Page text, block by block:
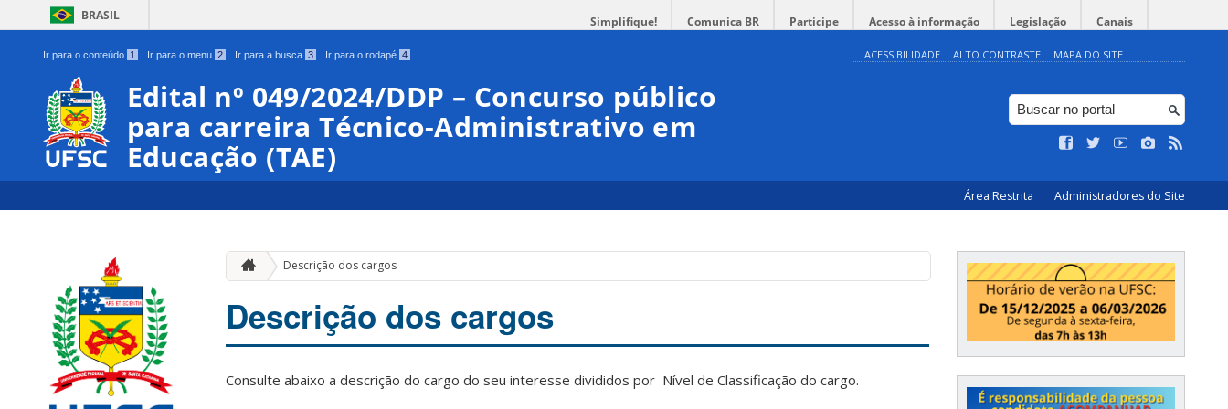
BRASIL Simplifique! Comunica BR Participe Acesso à informação Legislação Canais
Ir para o conteúdo 1 Ir para o menu 2 Ir para a busca 3 Ir para o rodapé 4 ACESSIBILIDADE ALTO CONTRASTE MAPA DO SITE
Edital nº 049/2024/DDP – Concurso público
para carreira Técnico-Administrativo em
Educação (TAE)
Área Restrita Administradores do Site
Descrição dos cargos
Descrição dos cargos
Consulte abaixo a descrição do cargo do seu interesse divididos por Nível de Classificação do cargo.